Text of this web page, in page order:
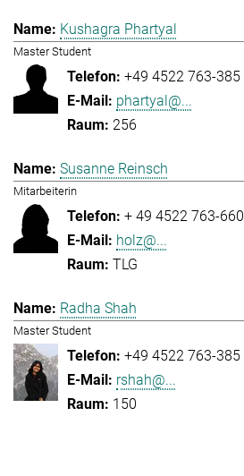
Kushagra Phartyal
Master Student
+49 4522 763-385
phartyal@...
256
Susanne Reinsch
Mitarbeiterin
+ 49 4522 763-660
holz@...
TLG
Radha Shah
Master Student
+49 4522 763-385
rshah@...
150